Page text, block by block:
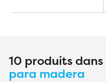
10 produits dans
para madera